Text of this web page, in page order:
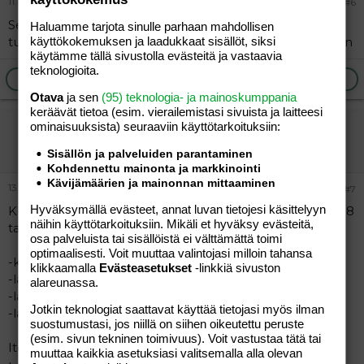
Se ei ole kuule mikään ehkäisy, vaikka imettäisikin, voi
tulla ihan samalla tavalla raskaaks vaikka ei imettäisikään
Ilmoita asiaton viesti
kutku
13.01.2006 #7
Kuulemma tuohon 97 prosenttiin (vai mikäs se nyt oli 98
tai jotain) voidaan luotta, jos nämä kaikki ehdot täyttyy:
-kuukautiset eivät ole alkaneet
-lapsi on alle 6kk
-lapsi syö vähintään 4h välein koko ajan, myös yöllä
-lapsi ei saa mitään muuta kuin rintamaitoa
Ite en tuohon luottas mutta hei, en mä luota pillereihin
Haluamme tarjota sinulle parhaan mahdollisen
käyttökokemuksen ja laadukkaat sisällöt, siksi
käytämme tällä sivustolla evästeitä ja vastaavia
teknologioita.
Otavaja sen (95) teknologia- ja mainoskumppania
keräävät tietoa (esim. vierailemis­tasi sivuista ja laitteesi
ominaisuuk­sista) seuraaviin käyttötarkoituksiin:
Sisällön ja palveluiden parantaminen
Kohdennettu mainonta ja markkinointi
Kävijämäärien ja mainonnan mittaaminen
Hyväksymällä evästeet, annat luvan tietojesi käsittelyyn
näihin käyttötarkoituksiin. Mikäli et hyväksy evästeitä,
osa palveluista tai sisällöistä ei välttämättä toimi
optimaalisesti. Voit muuttaa valintojasi milloin tahansa
klikkaamalla Evästeasetukset -linkkiä sivuston
alareunassa.
Jotkin teknologiat saattavat käyttää tietojasi myös ilman
suostumustasi, jos niillä on siihen oikeutettu peruste
(esim. sivun tekninen toimivuus). Voit vastustaa tätä tai
muuttaa kaikkia asetuksiasi valitsemalla alla olevan